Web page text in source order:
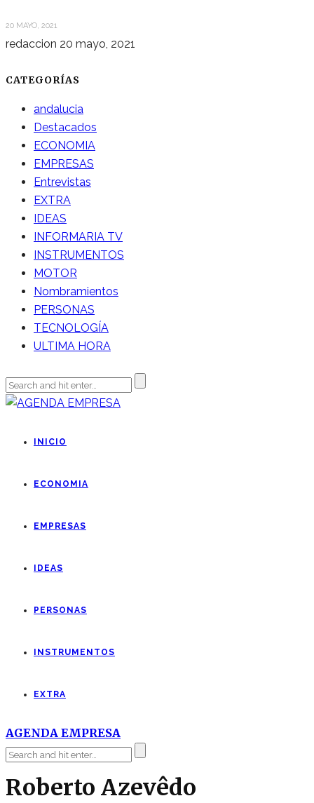
20 MAYO, 2021
redaccion 20 mayo, 2021
CATEGORÍAS
andalucia
Destacados
ECONOMIA
EMPRESAS
Entrevistas
EXTRA
IDEAS
INFORMARIA TV
INSTRUMENTOS
MOTOR
Nombramientos
PERSONAS
TECNOLOGÍA
ULTIMA HORA
INICIO
ECONOMIA
EMPRESAS
IDEAS
PERSONAS
INSTRUMENTOS
EXTRA
AGENDA EMPRESA
Roberto Azevêdo